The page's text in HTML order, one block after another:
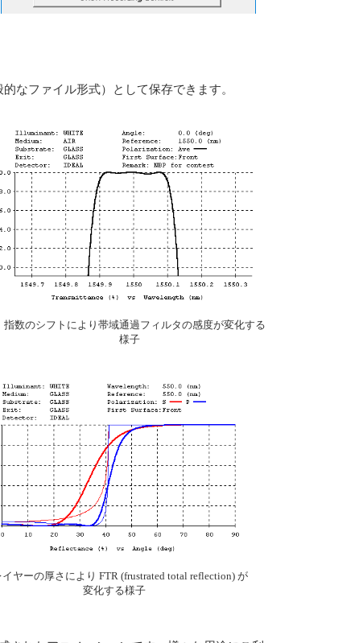
なファイル形式）として保存できます。
指数のシフトにより帯域通過フィルタの感度が変化する
様子
イヤーの厚さにより FTR (frustrated total reflection) が
変化する様子